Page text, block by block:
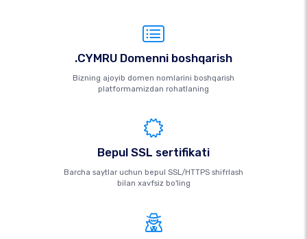
.CYMRU Domenni boshqarish
Bizning ajoyib domen nomlarini boshqarish
platformamizdan rohatlaning
Bepul SSL sertifikati
Barcha saytlar uchun bepul SSL/HTTPS shifrlash
bilan xavfsiz bo'ling